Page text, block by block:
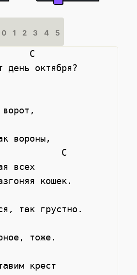
0 1 2 3 4 5
C
день октября?
вороны,
всех
кошек.
так грустно.
тоже.
крест